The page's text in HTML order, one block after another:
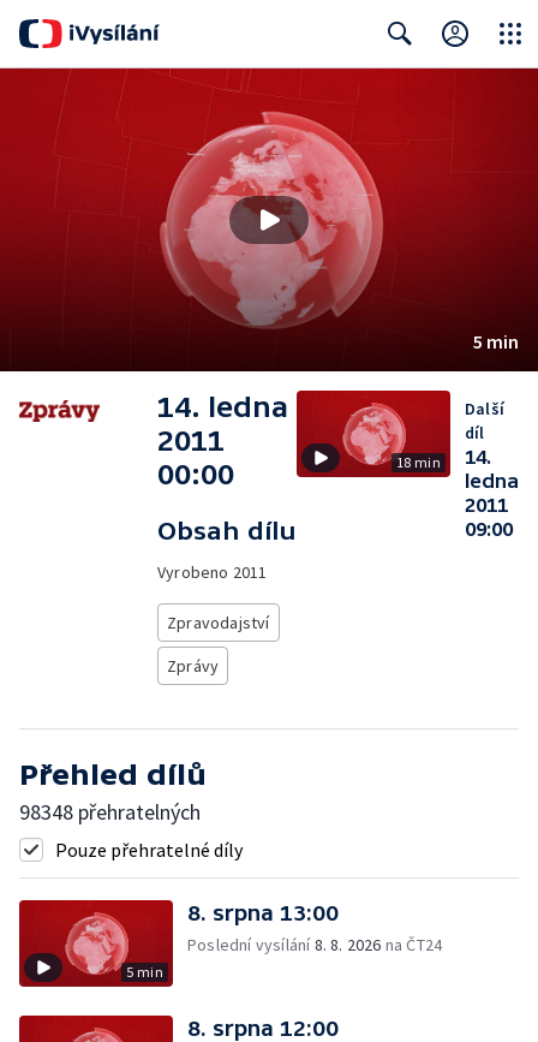
5 min
14. ledna
2011
00:00
Obsah dílu
Vyrobeno 2011
Zpravodajství
Zprávy
18 min
Další
díl
14.
ledna
2011
09:00
Přehled dílů
98348 přehratelných
Pouze přehratelné díly
5 min
8. srpna 13:00
Poslední vysílání8. 8. 2026 na ČT24
8. srpna 12:00